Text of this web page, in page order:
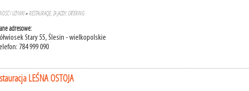
I UŻYWKI»RESTAURACJE, ZAJAZDY, CATERING
adresowe:
Stary 55, Ślesin - wielkopolskie
784 999 090
LEŚNA OSTOJA